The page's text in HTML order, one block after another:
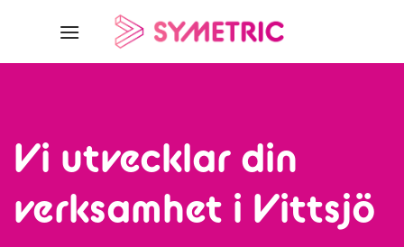
Vi utvecklar din
verksamhet i Vittsjö